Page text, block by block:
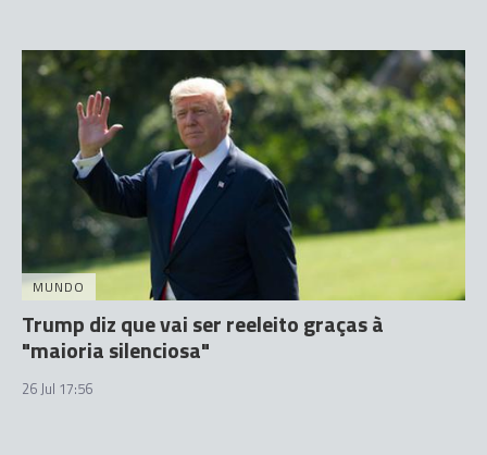
MUNDO
Trump diz que vai ser reeleito graças à
"maioria silenciosa"
26 Jul 17:56